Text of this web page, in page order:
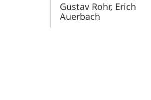
Gustav Rohr, Erich
Auerbach